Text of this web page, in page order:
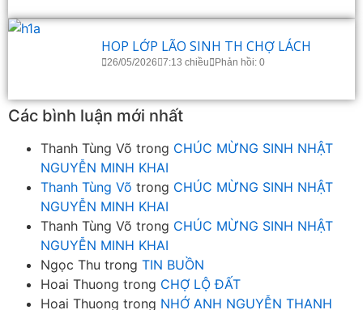
HOP LỚP LÃO SINH TH CHỢ LÁCH
26/05/2026 7:13 chiều Phản hồi: 0
Các bình luận mới nhất
Thanh Tùng Võ trong CHÚC MỪNG SINH NHẬT
NGUYỄN MINH KHAI
Thanh Tùng Võ trong CHÚC MỪNG SINH NHẬT
NGUYỄN MINH KHAI
Thanh Tùng Võ trong CHÚC MỪNG SINH NHẬT
NGUYỄN MINH KHAI
Ngọc Thu trong TIN BUỒN
Hoai Thuong trong CHỢ LỘ ĐẤT
Hoai Thuong trong NHỚ ANH NGUYỄN THANH